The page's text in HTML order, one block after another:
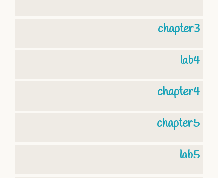
chapter3
lab4
chapter4
chapter5
lab5